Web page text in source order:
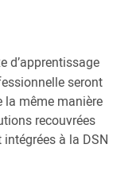
d’apprentissage
seront
la même manière
recouvrées
à la DSN